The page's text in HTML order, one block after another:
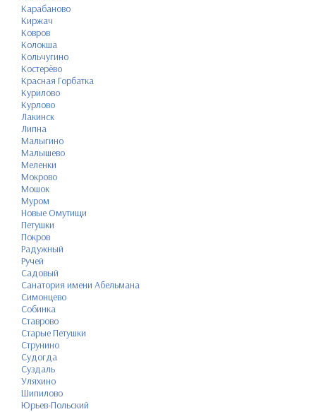
Карабаново
Киржач
Ковров
Колокша
Кольчугино
Костерёво
Красная Горбатка
Курилово
Курлово
Лакинск
Липна
Малыгино
Малышево
Меленки
Мокрово
Мошок
Муром
Новые Омутищи
Петушки
Покров
Радужный
Ручей
Садовый
Санатория имени Абельмана
Симонцево
Собинка
Ставрово
Старые Петушки
Струнино
Судогда
Суздаль
Уляхино
Шипилово
Юрьев-Польский